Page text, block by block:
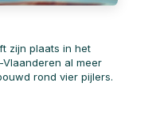
zijn plaats in het
al meer
rond vier pijlers.